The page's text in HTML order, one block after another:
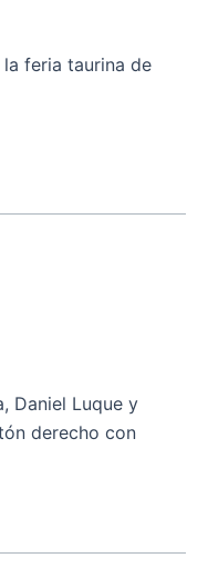
feria taurina de
Daniel Luque y
derecho con